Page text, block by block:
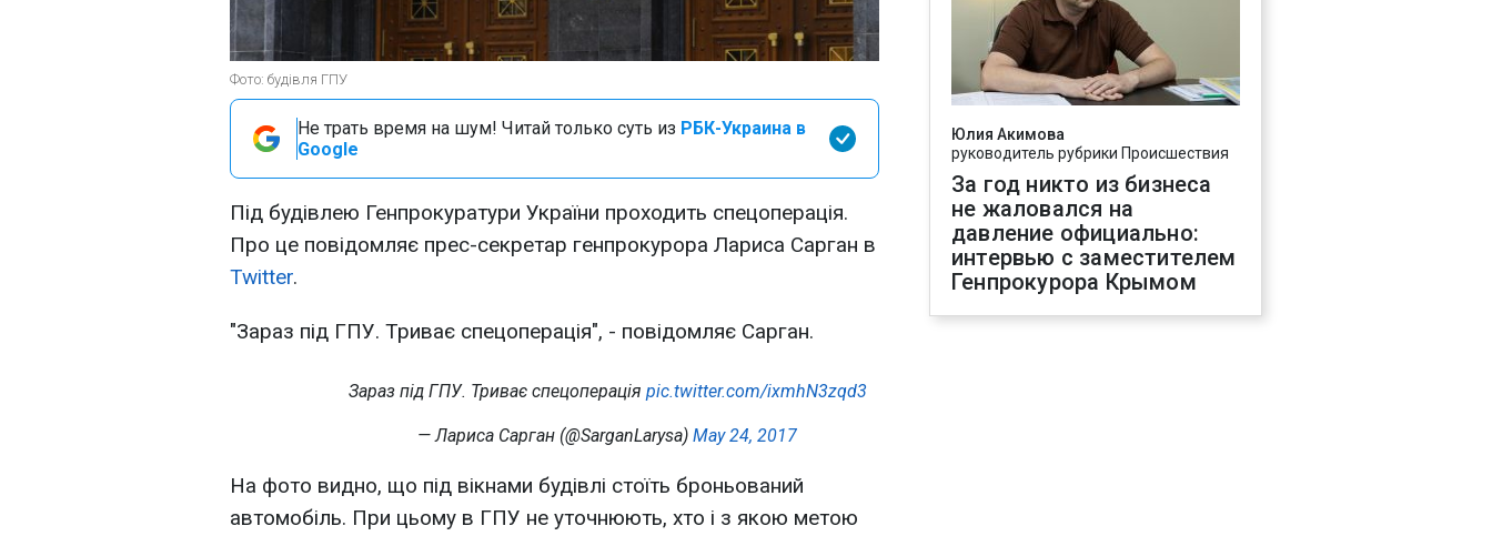
Фото: будівля ГПУ
Не трать время на шум! Читай только суть из РБК-Украина в
Google
Під будівлею Генпрокуратури України проходить спецоперація.
Про це повідомляє прес-секретар генпрокурора Лариса Сарган в
Twitter.
"Зараз під ГПУ. Триває спецоперація", - повідомляє Сарган.
Зараз під ГПУ. Триває спецоперація pic.twitter.com/ixmhN3zqd3
— Лариса Сарган (@SarganLarysa) May 24, 2017
На фото видно, що під вікнами будівлі стоїть броньований
автомобіль. При цьому в ГПУ не уточнюють, хто і з якою метою
Юлия Акимова
руководитель рубрики Происшествия
За год никто из бизнеса
не жаловался на
давление официально:
интервью с заместителем
Генпрокурора Крымом